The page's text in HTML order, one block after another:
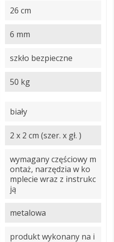
26 cm
6 mm
szkło bezpieczne
50 kg
biały
2 x 2 cm (szer. x gł. )
wymagany częściowy m
ontaż, narzędzia w ko
mplecie wraz z instrukc
ją
metalowa
produkt wykonany na i